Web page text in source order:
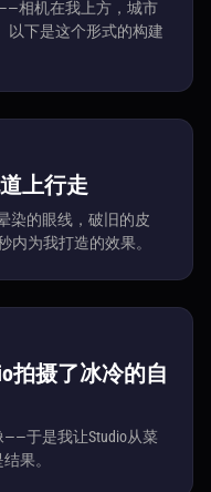
相机在我上方，城市
以下是这个形式的构建
上行走
染的眼线，破旧的皮
内为我打造的效果。
拍摄了冰冷的自
于是我让Studio从菜
果。